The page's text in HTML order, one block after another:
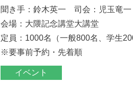
聞き手：鈴木英一 司会：児玉竜一
会場：大隈記念講堂大講堂
定員：1000名（一般800名、学生
※要事前予約・先着順
イベント